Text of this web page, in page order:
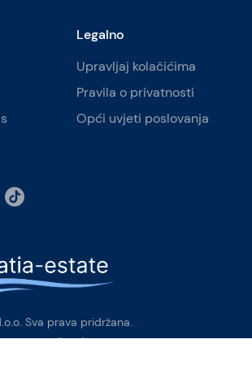
Legalno
Upravljaj kolačićima
Pravila o privatnosti
Opći uvjeti poslovanja
Sva prava pridržana.
1, 21000 Split-Phone: +385 98 384 007